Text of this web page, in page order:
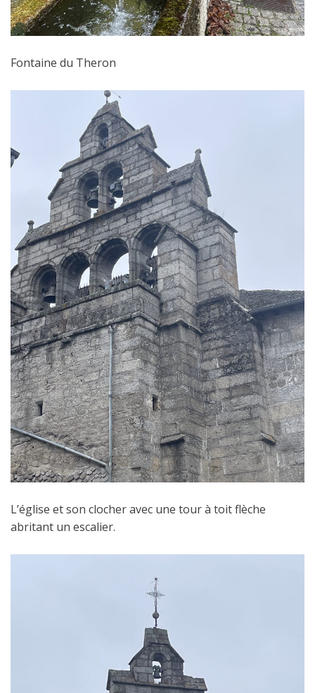
Fontaine du Theron
L’église et son clocher avec une tour à toit flèche
abritant un escalier.